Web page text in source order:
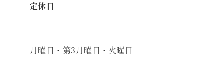
定休日
月曜日・第3月曜日・火曜日